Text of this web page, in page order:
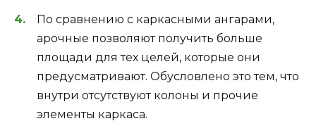
По сравнению с каркасными ангарами,
арочные позволяют получить больше
площади для тех целей, которые они
предусматривают. Обусловлено это тем, что
внутри отсутствуют колоны и прочие
элементы каркаса.